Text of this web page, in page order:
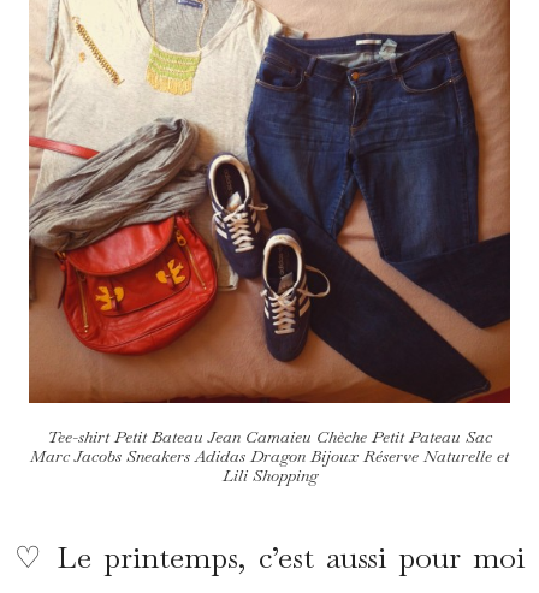
Tee-shirt Petit Bateau Jean Camaieu Chèche Petit Pateau Sac
Marc Jacobs Sneakers Adidas Dragon Bijoux Réserve Naturelle et
Lili Shopping
♡ Le printemps, c’est aussi pour moi